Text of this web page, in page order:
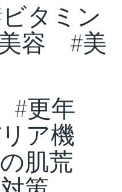
タミン
容 #美
更年
ア機
肌荒